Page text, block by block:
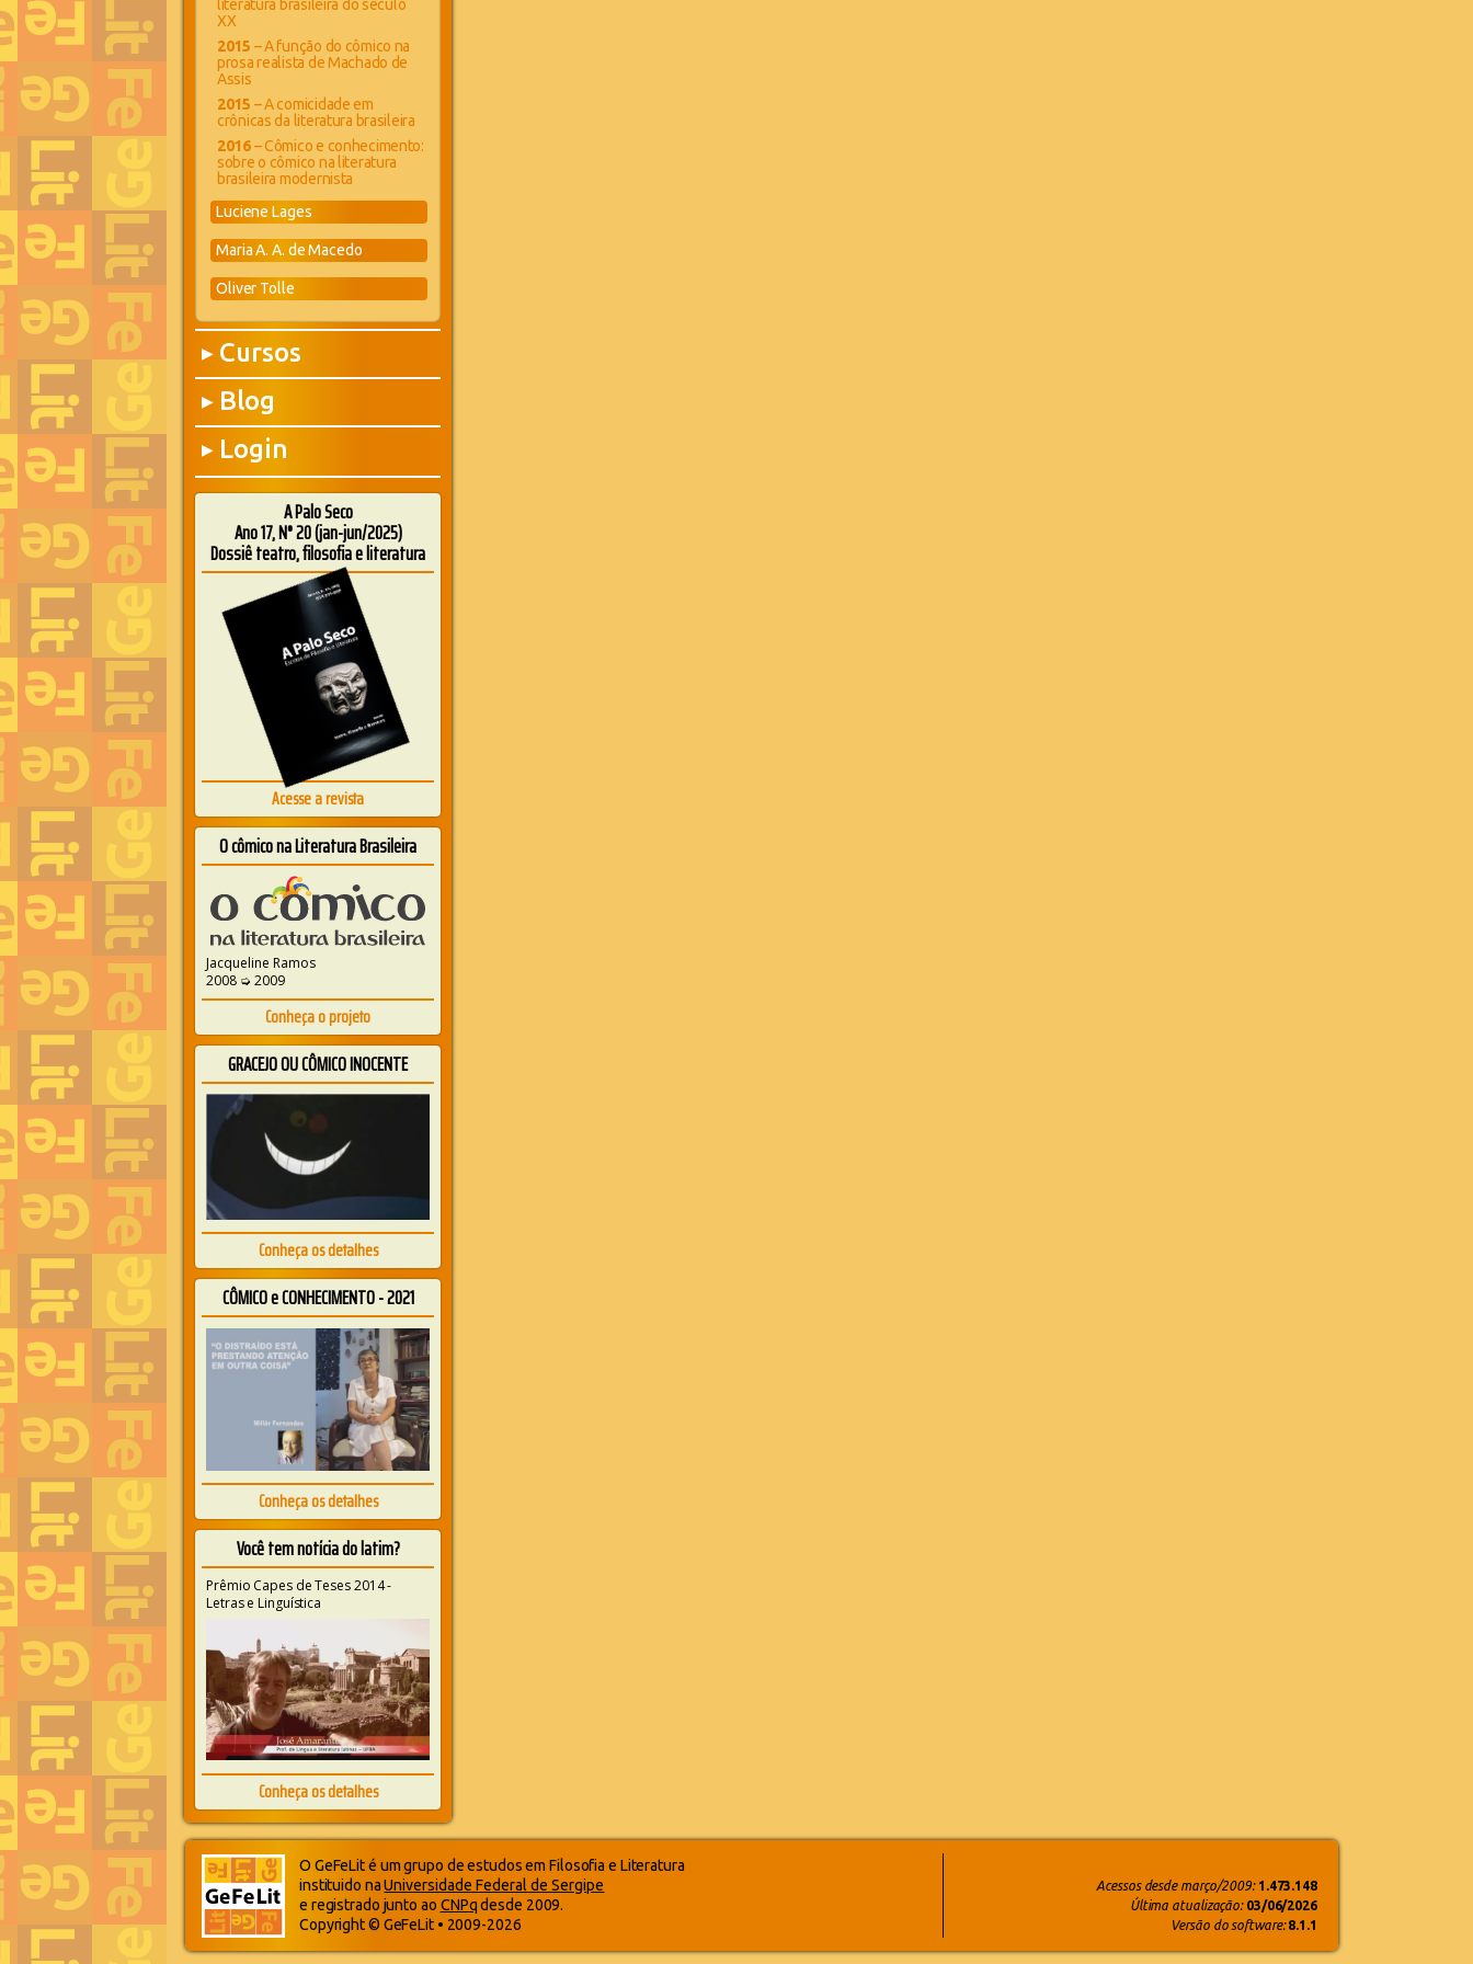
literatura brasileira do século
XX
2015 – A função do cômico na
prosa realista de Machado de
Assis
2015 – A comicidade em
crônicas da literatura brasileira
2016– Cômico e conhecimento:
sobre o cômico na literatura
brasileira modernista
Luciene Lages
Maria A. A. de Macedo
Oliver Tolle
▶ Cursos
▶ Blog
▶ Login
A Palo Seco
Ano 17, N° 20 (jan-jun/2025)
Dossiê teatro, filosofia e literatura
Acesse a revista
O cômico na Literatura Brasileira
Jacqueline Ramos
2008 ➭ 2009
Conheça o projeto
GRACEJO OU CÔMICO INOCENTE
Conheça os detalhes
CÔMICO e CONHECIMENTO - 2021
Conheça os detalhes
Você tem notícia do latim?
Prêmio Capes de Teses 2014 -
Letras e Linguística
Conheça os detalhes
O GeFeLit é um grupo de estudos em Filosofia e Literatura
instituido naUniversidade Federal de Sergipe
e registrado junto ao CNPqdesde 2009.
Copyright © GeFeLit • 2009-2026
Acessos desde março/2009: 1.473.148
Última atualização: 03/06/2026
Versão do software: 8.1.1